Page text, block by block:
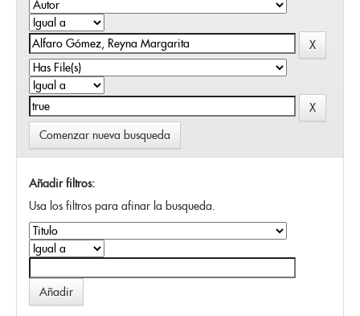
Comenzar nueva busqueda
Añadir filtros:
Usa los filtros para afinar la busqueda.